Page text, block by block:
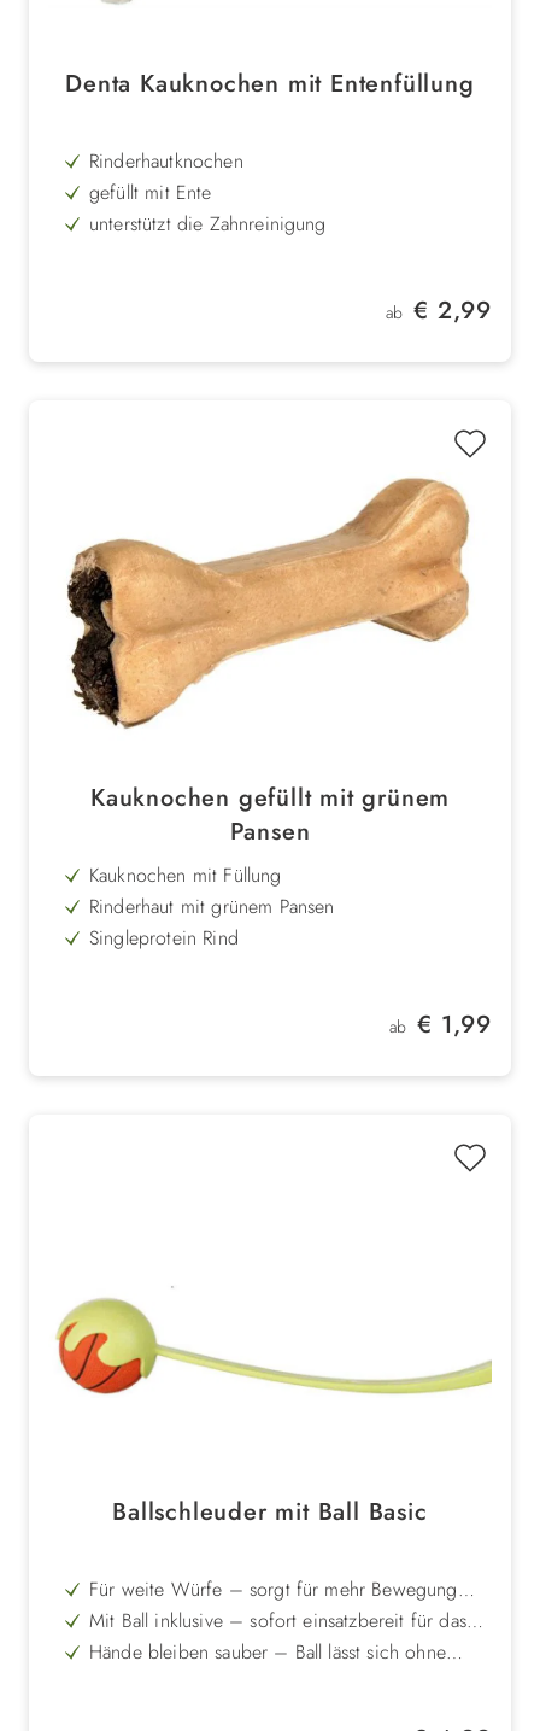
Denta Kauknochen mit Entenfüllung
Rinderhautknochen
gefüllt mit Ente
unterstützt die Zahnreinigung
Regulärer Preis:
ab € 2,99
Kauknochen gefüllt mit grünem
Pansen
Kauknochen mit Füllung
Rinderhaut mit grünem Pansen
Singleprotein Rind
Regulärer Preis:
ab € 1,99
Ballschleuder mit Ball Basic
Für weite Würfe – sorgt für mehr Bewegung
und Auslastung deines Hundes
Mit Ball inklusive – sofort einsatzbereit für das
Apportierspiel
Hände bleiben sauber – Ball lässt sich ohne